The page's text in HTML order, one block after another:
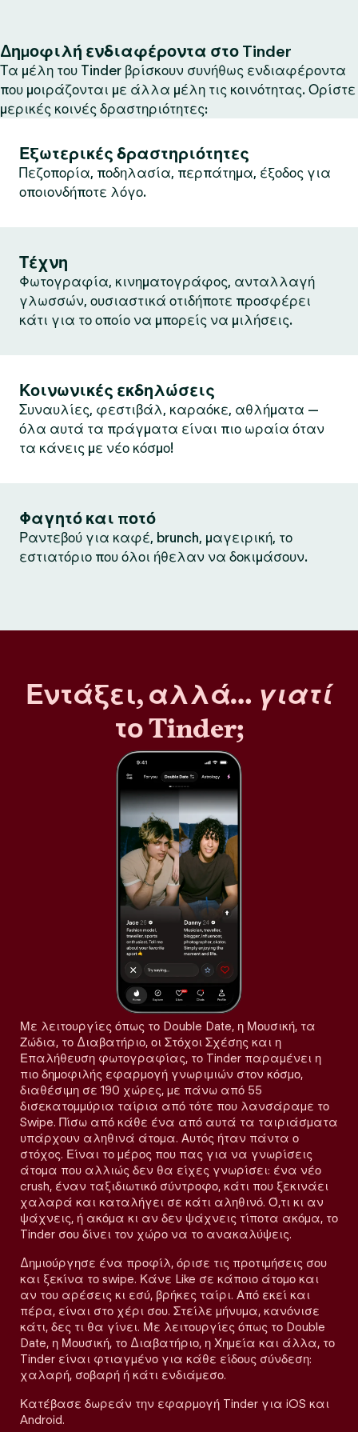
Δημοφιλή ενδιαφέροντα στο Tinder
Τα μέλη του Tinder βρίσκουν συνήθως ενδιαφέροντα
που μοιράζονται με άλλα μέλη τις κοινότητας. Ορίστε
μερικές κοινές δραστηριότητες:
Εξωτερικές δραστηριότητες
Πεζοπορία, ποδηλασία, περπάτημα, έξοδος για
οποιονδήποτε λόγο.
Τέχνη
Φωτογραφία, κινηματογράφος, ανταλλαγή
γλωσσών, ουσιαστικά οτιδήποτε προσφέρει
κάτι για το οποίο να μπορείς να μιλήσεις.
Κοινωνικές εκδηλώσεις
Συναυλίες, φεστιβάλ, καραόκε, αθλήματα —
όλα αυτά τα πράγματα είναι πιο ωραία όταν
τα κάνεις με νέο κόσμο!
Φαγητό και ποτό
Ραντεβού για καφέ, brunch, μαγειρική, το
εστιατόριο που όλοι ήθελαν να δοκιμάσουν.
Εντάξει, αλλά… γιατί
το Tinder;
Με λειτουργίες όπως το Double Date, η Μουσική, τα
Ζώδια, το Διαβατήριο, οι Στόχοι Σχέσης και η
Επαλήθευση φωτογραφίας, το Tinder παραμένει η
πιο δημοφιλής εφαρμογή γνωριμιών στον κόσμο,
διαθέσιμη σε 190 χώρες, με πάνω από 55
δισεκατομμύρια ταίρια από τότε που λανσάραμε το
Swipe. Πίσω από κάθε ένα από αυτά τα ταιριάσματα
υπάρχουν αληθινά άτομα. Αυτός ήταν πάντα ο
στόχος. Είναι το μέρος που πας για να γνωρίσεις
άτομα που αλλιώς δεν θα είχες γνωρίσει: ένα νέο
crush, έναν ταξιδιωτικό σύντροφο, κάτι που ξεκινάει
χαλαρά και καταλήγει σε κάτι αληθινό. Ό,τι κι αν
ψάχνεις, ή ακόμα κι αν δεν ψάχνεις τίποτα ακόμα, το
Tinder σου δίνει τον χώρο να το ανακαλύψεις.
Δημιούργησε ένα προφίλ, όρισε τις προτιμήσεις σου
και ξεκίνα το swipe. Κάνε Like σε κάποιο άτομο και
αν του αρέσεις κι εσύ, βρήκες ταίρι. Από εκεί και
πέρα, είναι στο χέρι σου. Στείλε μήνυμα, κανόνισε
κάτι, δες τι θα γίνει. Με λειτουργίες όπως το Double
Date, η Μουσική, το Διαβατήριο, η Χημεία και άλλα, το
Tinder είναι φτιαγμένο για κάθε είδους σύνδεση:
χαλαρή, σοβαρή ή κάτι ενδιάμεσο.
Κατέβασε δωρεάν την εφαρμογή Tinder για iOS και
Android.